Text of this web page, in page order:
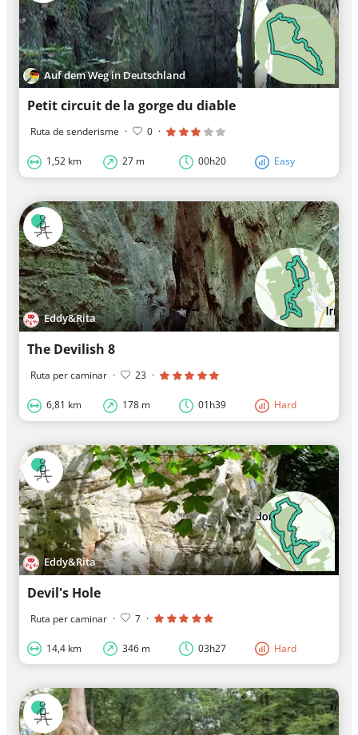
Auf dem Weg in Deutschland
Petit circuit de la gorge du diable
Ruta de senderisme · 0 ·
1,52 km 27 m 00h20 Easy
Eddy&Rita
The Devilish 8
Ruta per caminar · 23 ·
6,81 km 178 m 01h39 Hard
Eddy&Rita
Devil's Hole
Ruta per caminar · 7 ·
14,4 km 346 m 03h27 Hard